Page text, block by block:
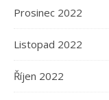
Prosinec 2022
Listopad 2022
Říjen 2022